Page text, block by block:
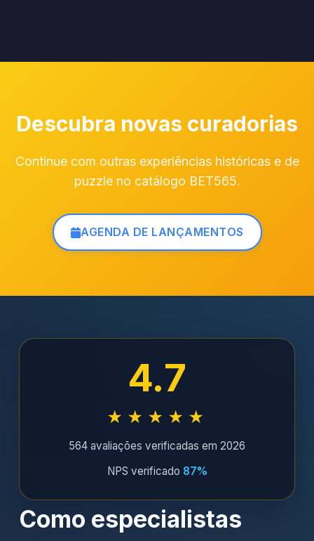
Descubra novas curadorias
Continue com outras experiências históricas e de
puzzle no catálogo BET565.
AGENDA DE LANÇAMENTOS
4.7
★★★★★
564 avaliações verificadas em 2026
NPS verificado 87%
Como especialistas